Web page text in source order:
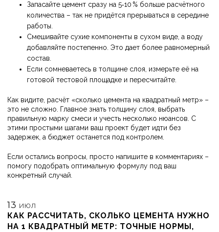
Запасайте цемент сразу на 5‑10 % больше расчётного
количества – так не придётся прерываться в середине
работы.
Смешивайте сухие компоненты в сухом виде, а воду
добавляйте постепенно. Это дает более равномерный
состав.
Если сомневаетесь в толщине слоя, измерьте её на
готовой тестовой площадке и пересчитайте.
Как видите, расчёт «сколько цемента на квадратный метр» –
это не сложно. Главное знать толщину слоя, выбрать
правильную марку смеси и учесть несколько нюансов. С
этими простыми шагами ваш проект будет идти без
задержек, а бюджет останется под контролем.
Если остались вопросы, просто напишите в комментариях –
помогу подобрать оптимальную формулу под ваш
конкретный случай.
13 ИЮЛ
КАК РАССЧИТАТЬ, СКОЛЬКО ЦЕМЕНТА НУЖНО
НА 1 КВАДРАТНЫЙ МЕТР: ТОЧНЫЕ НОРМЫ,